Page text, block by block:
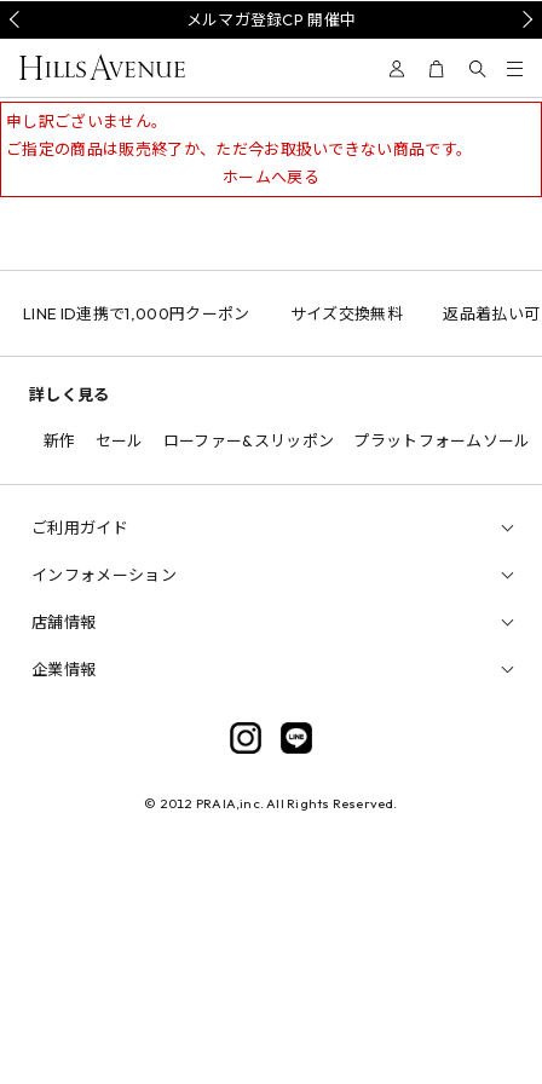
メルマガ登録CP 開催中
申し訳ございません。
ご指定の商品は販売終了か、ただ今お取扱いできない商品です。
ホームへ戻る
LINE ID連携で1,000円クーポン サイズ交換無料 返品着払い可
詳しく見る
新作 セール ローファー&スリッポン プラットフォームソール
ご利用ガイド
インフォメーション
店舗情報
企業情報
© 2012 PRAIA,inc. All Rights Reserved.